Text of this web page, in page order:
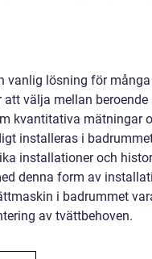
vanlig lösning för många
välja mellan beroende
kvantitativa mätningar
installeras i
installationer och
denna form av
i badrummet
av tvättbehoven.